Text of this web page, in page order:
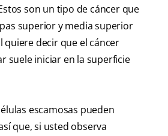
son un tipo de cáncer que
superior y media superior
quiere decir que el cáncer
suele iniciar en la superficie
escamosas pueden
que, si usted observa